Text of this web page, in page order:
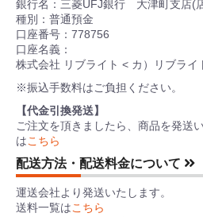
銀行名：三菱UFJ銀行 大津町支店(
種別：普通預金
口座番号：778756
口座名義：
株式会社 リブライト < カ）リブライ
※振込手数料はご負担ください。
【代金引換発送】
ご注文を頂きましたら、商品を発送
はこちら
配送方法・配送料金について
運送会社より発送いたします。
送料一覧はこちら